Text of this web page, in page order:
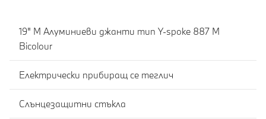
19" M Алуминиеви джанти тип Y-spoke 887 M
Bicolour
Електрически прибиращ се теглич
Слънцезащитни стъкла